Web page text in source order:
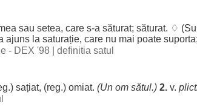
sau setea, care s-a săturat; săturat. ♢ (
ajuns la saturație, care nu mai poate suporta;
- DEX '98
definitia satul
.) sațiat, (reg.) omiat. (Un om sătul.) 2. v.